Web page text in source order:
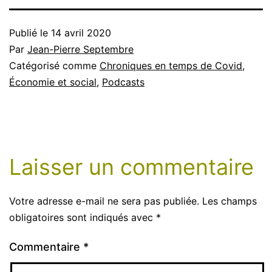
Publié le 14 avril 2020
Par Jean-Pierre Septembre
Catégorisé comme Chroniques en temps de Covid,
Économie et social, Podcasts
Laisser un commentaire
Votre adresse e-mail ne sera pas publiée. Les champs
obligatoires sont indiqués avec *
Commentaire *